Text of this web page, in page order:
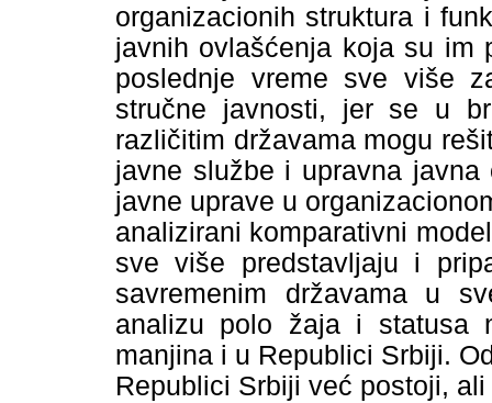
organizacionih struktura i
javnih ovlašćenja koja su im
poslednje vreme sve više
stručne javnosti, jer se u
različitim državama mogu
javne službe i upravna javna
javne uprave u
analizirani komparativni
sve više predstavlјaju i
savremenim državama u
analizu polo žaja i statusa
manjina i u Republici Srbiji.
Republici Srbiji već postoji,